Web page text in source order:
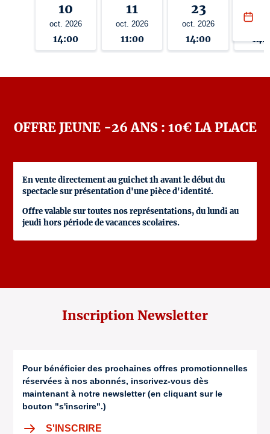
10
oct. 2026
14:00
11
oct. 2026
11:00
23
oct. 2026
14:00
oct.
Inscription Newsletter
Pour bénéficier des prochaines offres promotionnelles
réservées à nos abonnés, inscrivez-vous dès
maintenant à notre newsletter (en cliquant sur le
bouton "s'inscrire".)
S'INSCRIRE
OFFRE JEUNE -26 ANS : 10€ LA PLACE
En vente directement au guichet 1h avant le début du
spectacle sur présentation d'une pièce d'identité.
Offre valable sur toutes nos représentations, du lundi au
jeudi hors période de vacances scolaires.